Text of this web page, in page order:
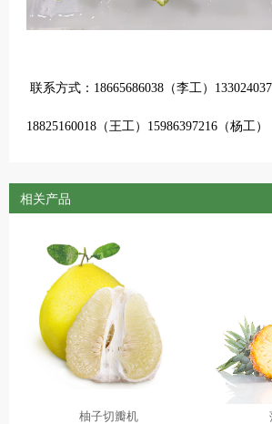
联系方式： 18665686038（李工）
18825160018（王工）15986397216（杨工）
相关产品
柚子切瓣机